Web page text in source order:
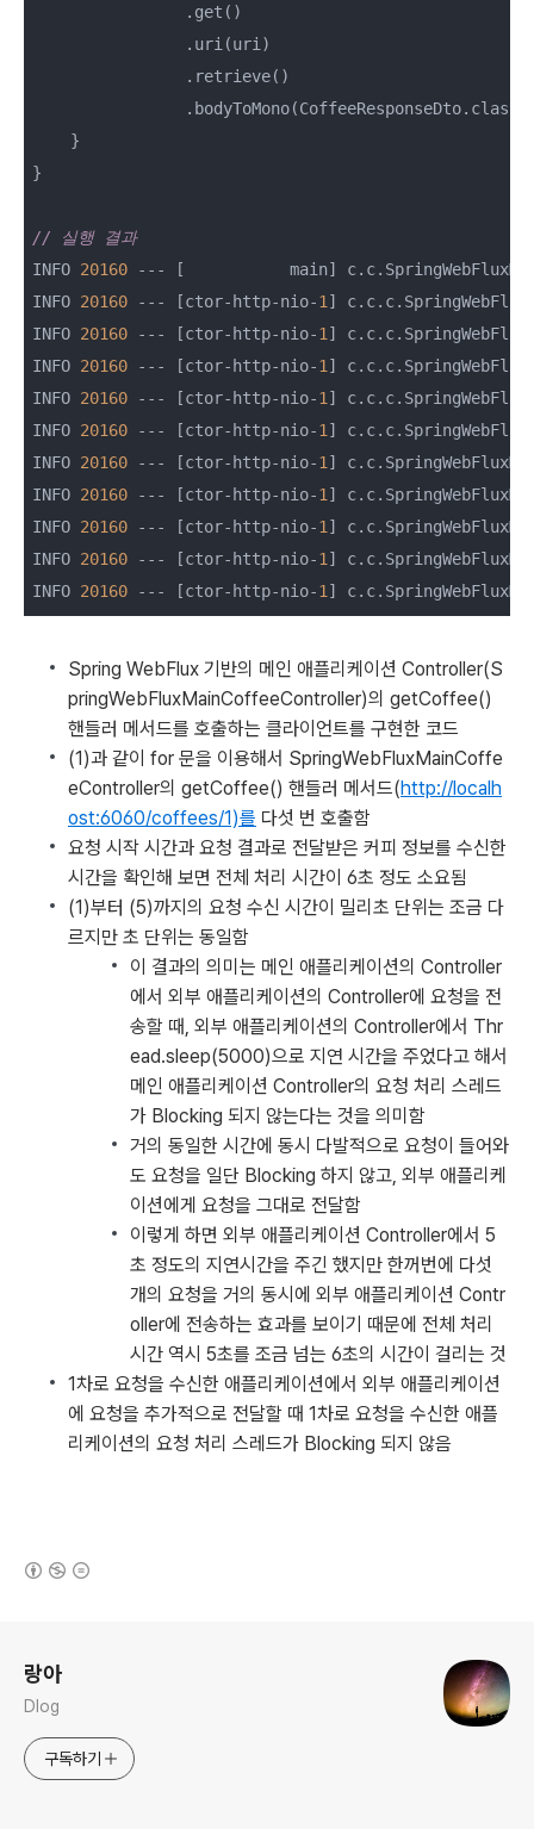
                .get()
                .uri(uri)
                .retrieve()
    }
}
// 실행 결과
INFO 20160 --- [           main]
INFO 20160 --- [ctor-http-nio-1 ]
INFO 20160 --- [ctor-http-nio-1 ]
INFO 20160 --- [ctor-http-nio-1 ]
INFO 20160 --- [ctor-http-nio-1 ]
INFO 20160 --- [ctor-http-nio-1 ]
INFO 20160 --- [ctor-http-nio-1 ]
INFO 20160 --- [ctor-http-nio-1 ]
INFO 20160 --- [ctor-http-nio-1 ]
INFO 20160 --- [ctor-http-nio-1 ]
INFO 20160 --- [ctor-http-nio-1 ]
Spring WebFlux 기반의 메인 애플리케이션 Controller(S
pringWebFluxMainCoffeeController)의 getCoffee()
핸들러 메서드를 호출하는 클라이언트를 구현한 코드
(1)과 같이 for 문을 이용해서 SpringWebFluxMainCoffe
eController의 getCoffee() 핸들러 메서드(http://localh
ost:6060/coffees/1)를 다섯 번 호출함
요청 시작 시간과 요청 결과로 전달받은 커피 정보를 수신한
시간을 확인해 보면 전체 처리 시간이 6초 정도 소요됨
(1)부터 (5)까지의 요청 수신 시간이 밀리초 단위는 조금 다
르지만 초 단위는 동일함
이 결과의 의미는 메인 애플리케이션의 Controller
에서 외부 애플리케이션의 Controller에 요청을 전
송할 때, 외부 애플리케이션의 Controller에서 Thr
ead.sleep(5000)으로 지연 시간을 주었다고 해서
메인 애플리케이션 Controller의 요청 처리 스레드
가 Blocking 되지 않는다는 것을 의미함
거의 동일한 시간에 동시 다발적으로 요청이 들어와
도 요청을 일단 Blocking 하지 않고, 외부 애플리케
이션에게 요청을 그대로 전달함
이렇게 하면 외부 애플리케이션 Controller에서 5
초 정도의 지연시간을 주긴 했지만 한꺼번에 다섯
개의 요청을 거의 동시에 외부 애플리케이션 Contr
oller에 전송하는 효과를 보이기 때문에 전체 처리
시간 역시 5초를 조금 넘는 6초의 시간이 걸리는 것
1차로 요청을 수신한 애플리케이션에서 외부 애플리케이션
에 요청을 추가적으로 전달할 때 1차로 요청을 수신한 애플
리케이션의 요청 처리 스레드가 Blocking 되지 않음
랑아
Dlog
구독하기